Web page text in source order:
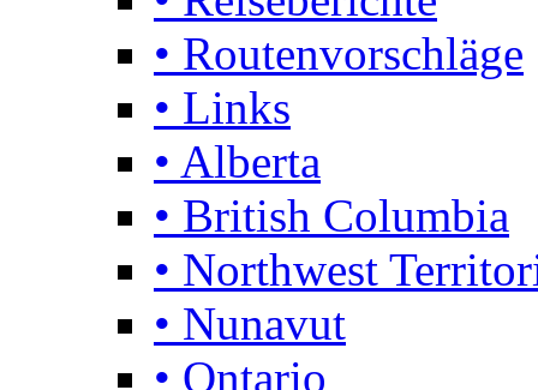
• Routenvorschläge
• Links
• Alberta
• British Columbia
• Northwest
• Nunavut
• Ontario